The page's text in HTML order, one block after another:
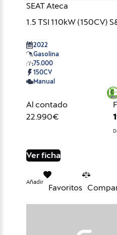
SEAT Ateca
1.5 TSI 110kW (150CV)
2022
Gasolina
75.000
150CV
Manual
Al contado
22.990€
Ver ficha
Añadir
Favoritos